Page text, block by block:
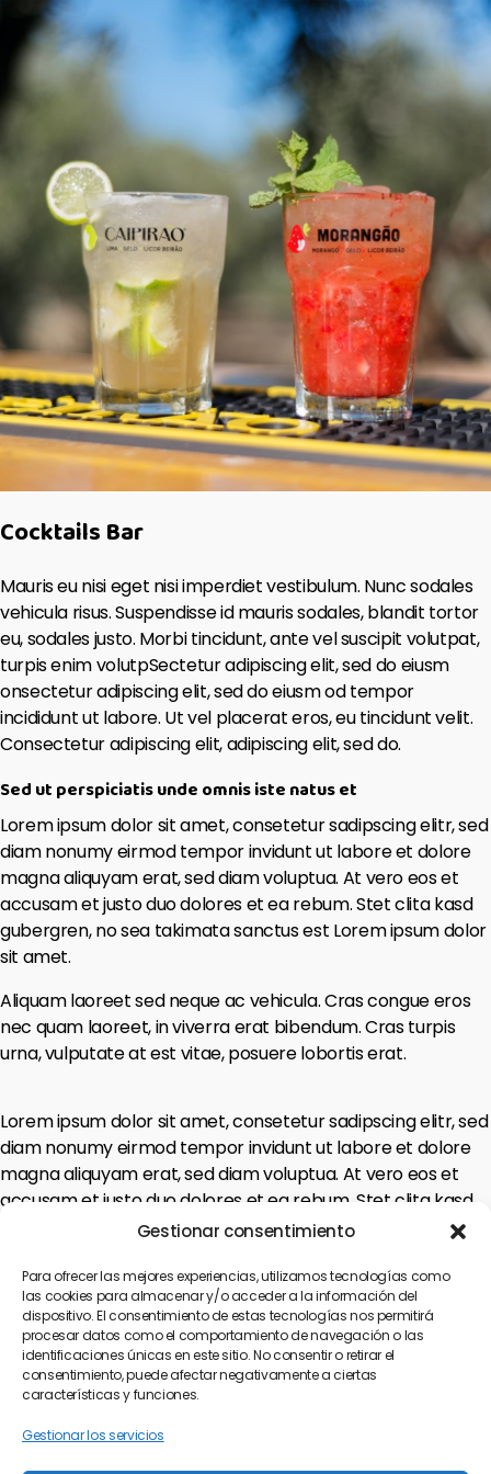
Gestionar consentimiento
Para ofrecer las mejores experiencias, utilizamos tecnologías como
las cookies para almacenar y/o acceder a la información del
dispositivo. El consentimiento de estas tecnologías nos permitirá
procesar datos como el comportamiento de navegación o las
identificaciones únicas en este sitio. No consentir o retirar el
consentimiento, puede afectar negativamente a ciertas
características y funciones.
Gestionar los servicios
Cocktails Bar
Mauris eu nisi eget nisi imperdiet vestibulum. Nunc sodales
vehicula risus. Suspendisse id mauris sodales, blandit tortor
eu, sodales justo. Morbi tincidunt, ante vel suscipit volutpat,
turpis enim volutpSectetur adipiscing elit, sed do eiusm
onsectetur adipiscing elit, sed do eiusm od tempor
incididunt ut labore. Ut vel placerat eros, eu tincidunt velit.
Consectetur adipiscing elit, adipiscing elit, sed do.
Sed ut perspiciatis unde omnis iste natus et
Lorem ipsum dolor sit amet, consetetur sadipscing elitr, sed
diam nonumy eirmod tempor invidunt ut labore et dolore
magna aliquyam erat, sed diam voluptua. At vero eos et
accusam et justo duo dolores et ea rebum. Stet clita kasd
gubergren, no sea takimata sanctus est Lorem ipsum dolor
sit amet.
Aliquam laoreet sed neque ac vehicula. Cras congue eros
nec quam laoreet, in viverra erat bibendum. Cras turpis
urna, vulputate at est vitae, posuere lobortis erat.
Lorem ipsum dolor sit amet, consetetur sadipscing elitr, sed
diam nonumy eirmod tempor invidunt ut labore et dolore
magna aliquyam erat, sed diam voluptua. At vero eos et
accusam et justo duo dolores et ea rebum. Stet clita kasd
gubergren, no sea takimata sanctus est Lorem ipsum dolor
Aliquam quis lobortis quam
Curabitur pellentesque odio magna, id malesuada arcu
sodales ut. Sed sed quam ut ex bibendum commodo id id
magna. Aliquam sed ligula sed ante blandit volutpat. Ut
nec dapibus risus risus quis lectus.